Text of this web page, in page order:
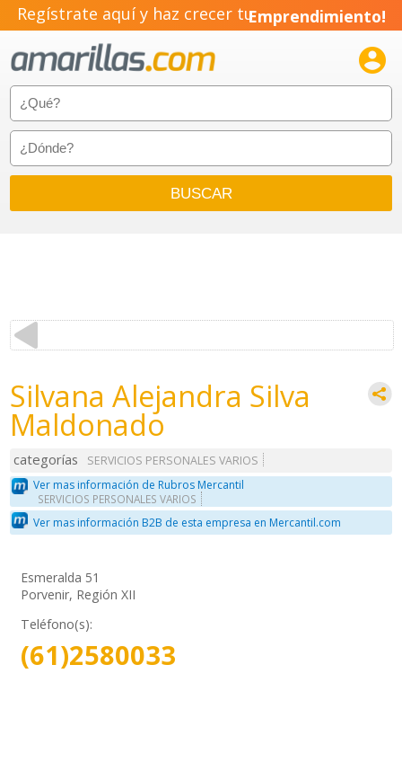
Regístrate aquí y haz crecer tuEmprendimiento!

Silvana Alejandra Silva
Maldonado
categorías
SERVICIOS PERSONALES VARIOS
Ver mas información de Rubros Mercantil
SERVICIOS PERSONALES VARIOS
Ver mas información B2B de esta empresa en Mercantil.com
Esmeralda 51
Porvenir, Región XII
Teléfono(s):
(61)2580033